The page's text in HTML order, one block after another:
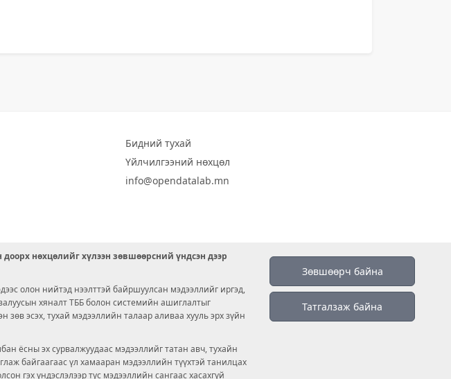
Бидний тухай
Үйлчилгээний нөхцөл
info@opendatalab.mn
MONGOLIA.
Зөвшөөрч байна
Татгалзаж байна
нөхцөлийг хүлээн зөвшөөрсний үндсэн дээр
олон нийтэд нээлттэй байршуулсан мэдээллийг иргэд,
хяналт ТББ болон системийн ашиглалтыг
зөв эсэх, тухай мэдээллийн талаар аливаа хууль эрх зүйн
ёсны эх сурвалжуудаас мэдээллийг татан авч, тухайн
байгаагаас үл хамааран мэдээллийн түүхтэй танилцах
гэх үндэслэлээр тус мэдээллийн сангаас хасахгүй